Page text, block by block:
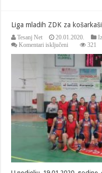
Liga mladih ZDK za
Tesanj Net 20.01.2020.
Komentari isključeni
mladih
ZDK
za
košarkašice:
Odigrane
zaostale
utakmice.
321